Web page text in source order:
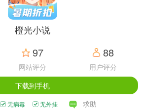
橙光小说
97
网站评分
88
用户评分
下载到手机
无病毒 无外挂 求助